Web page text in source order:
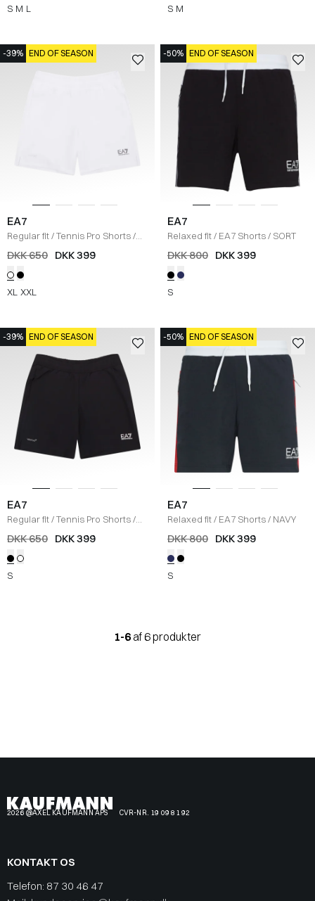
S M L S M
-39% END OF SEASON
EA7
Regular fit/Tennis Pro Shorts/
HVID
DKK 650 DKK 399
XL XXL
-50% END OF SEASON
EA7
Relaxed fit/ EA7 Shorts/ SORT
DKK 800 DKK 399
S
-39% END OF SEASON
EA7
Regular fit/Tennis Pro Shorts/
SORT
DKK 650 DKK 399
S
-50% END OF SEASON
EA7
Relaxed fit/ EA7 Shorts/ NAVY
DKK 800 DKK 399
S
1-6 af 6 produkter
2026 @AXEL KAUFMANN APS CVR-NR. 19 09 81 92
KONTAKT OS
Telefon: 87 30 46 47